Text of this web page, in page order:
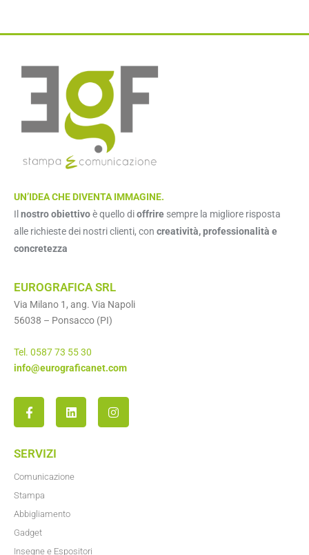
UN’IDEA CHE DIVENTA IMMAGINE.
Il nostro obiettivoè quello dioffrire sempre la migliore risposta
alle richieste dei nostri clienti, con creatività, professionalità e
concretezza
EUROGRAFICA SRL
Via Milano 1, ang. Via Napoli
56038 – Ponsacco (PI)
Tel. 0587 73 55 30
info@eurograficanet.com
SERVIZI
Comunicazione
Stampa
Abbigliamento
Gadget
Insegne e Espositori